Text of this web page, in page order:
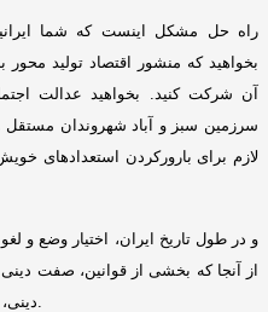
راه حل مشکل اینست که شما
بخواهید که منشور اقتصاد تولید
آن شرکت کنید
بخواهید عدالت
سرزمین سبز و آباد شهروندان مستقل
لازم برای بارورکردن استعدادهای
و در طول تاریخ ایران، اختیار وضع و
از آنجا که بخشی از قوانین، صفت دینی